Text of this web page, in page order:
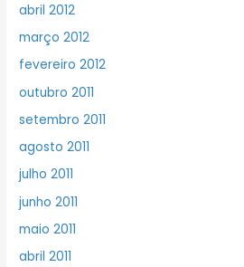
abril 2012
março 2012
fevereiro 2012
outubro 2011
setembro 2011
agosto 2011
julho 2011
junho 2011
maio 2011
abril 2011